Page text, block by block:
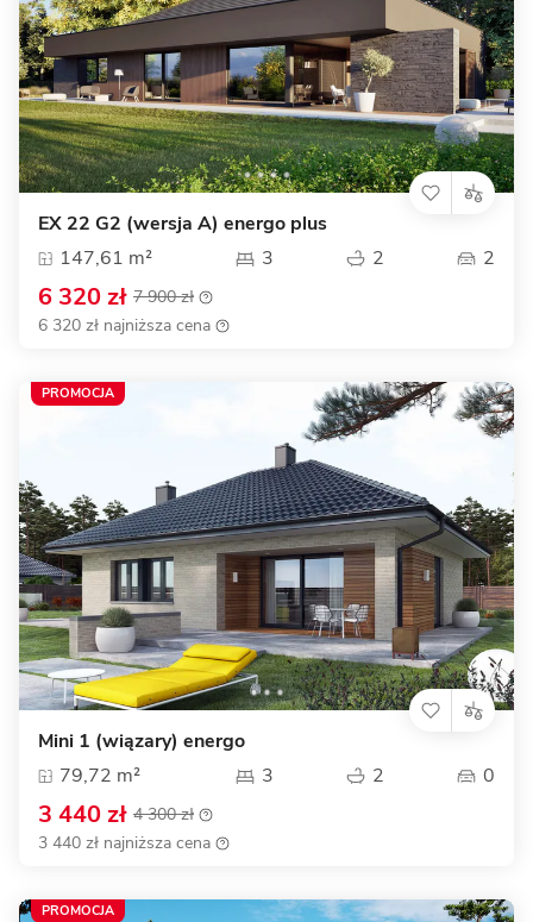
EX 22 G2 (wersja A) energo plus
147,61 m²
3 2 2
6 320 zł 7 900 zł
6 320 zł najniższa cena
Mini 1 (wiązary) energo
79,72 m²
3 2 0
3 440 zł 4 300 zł
3 440 zł najniższa cena
PROMOCJA
PROMOCJA